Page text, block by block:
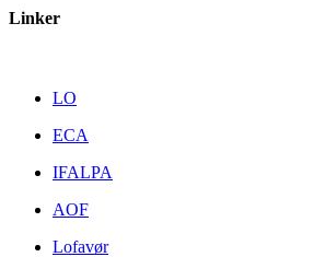
Linker
LO
ECA
IFALPA
AOF
Lofavør